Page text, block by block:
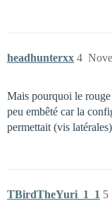
headhunterxx 4
Mais pourquoi le
peu embêté car la
permettait (vis
TBirdTheYuri_1_1 5